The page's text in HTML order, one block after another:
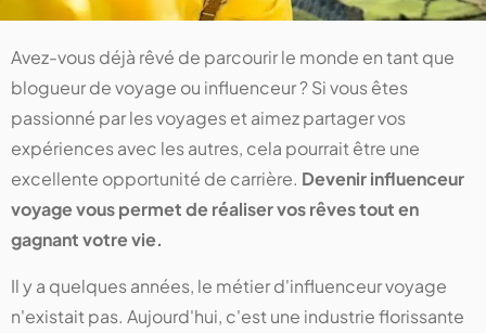
Avez-vous déjà rêvé de parcourir le monde en tant que
blogueur de voyage ou influenceur ? Si vous êtes
passionné par les voyages et aimez partager vos
expériences avec les autres, cela pourrait être une
excellente opportunité de carrière. Devenir influenceur
voyage vous permet de réaliser vos rêves tout en
gagnant votre vie.
Il y a quelques années, le métier d'influenceur voyage
n'existait pas. Aujourd'hui, c'est une industrie florissante